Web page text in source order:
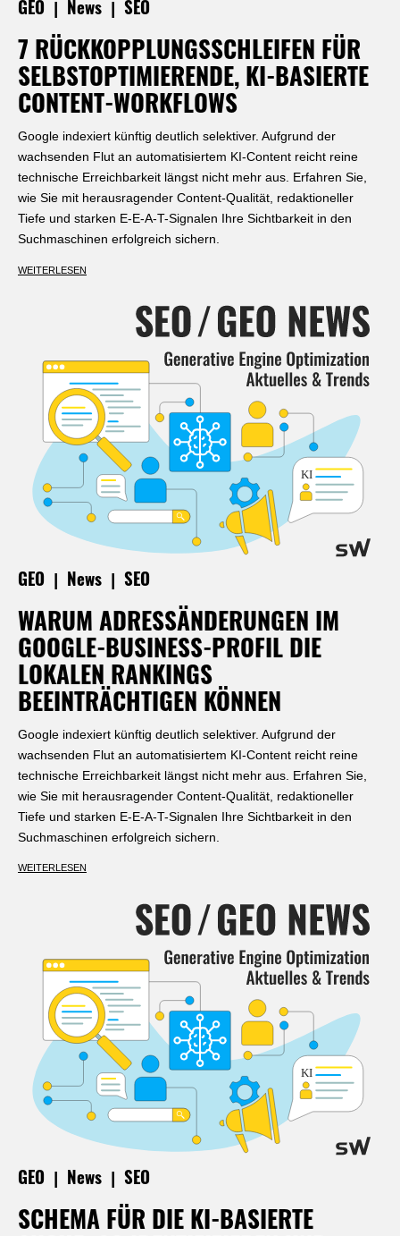
GEO News SEO
7 RÜCKKOPPLUNGSSCHLEIFEN FÜR
SELBSTOPTIMIERENDE, KI-BASIERTE
CONTENT-WORKFLOWS
Google indexiert künftig deutlich selektiver. Aufgrund der
wachsenden Flut an automatisiertem KI-Content reicht reine
technische Erreichbarkeit längst nicht mehr aus. Erfahren Sie,
wie Sie mit herausragender Content-Qualität, redaktioneller
Tiefe und starken E-E-A-T-Signalen Ihre Sichtbarkeit in den
Suchmaschinen erfolgreich sichern.
WEITERLESEN
GEO | News | SEO
WARUM ADRESSÄNDERUNGEN IM
GOOGLE-BUSINESS-PROFIL DIE
LOKALEN RANKINGS
BEEINTRÄCHTIGEN KÖNNEN
Google indexiert künftig deutlich selektiver. Aufgrund der
wachsenden Flut an automatisiertem KI-Content reicht reine
technische Erreichbarkeit längst nicht mehr aus. Erfahren Sie,
wie Sie mit herausragender Content-Qualität, redaktioneller
Tiefe und starken E-E-A-T-Signalen Ihre Sichtbarkeit in den
Suchmaschinen erfolgreich sichern.
WEITERLESEN
GEO | News | SEO
SCHEMA FÜR DIE KI-BASIERTE